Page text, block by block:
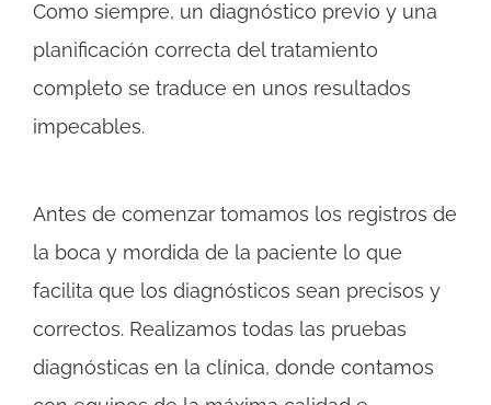
Como siempre, un diagnóstico previo y una
planificación correcta del tratamiento
completo se traduce en unos resultados
impecables.
Antes de comenzar tomamos los registros de
la boca y mordida de la paciente lo que
facilita que los diagnósticos sean precisos y
correctos. Realizamos todas las pruebas
diagnósticas en la clínica, donde contamos